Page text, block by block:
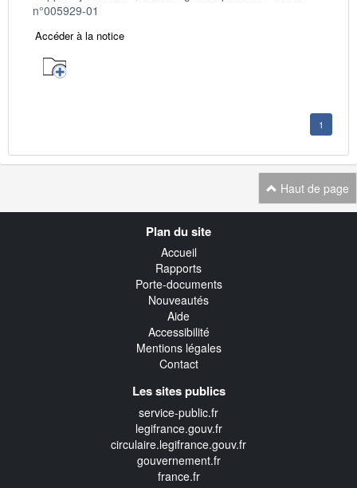
n°005929-01
Accéder à la notice
1
Haut de page
Plan du site
Accueil
Rapports
Porte-documents
Nouveautés
Aide
Accessibilité
Mentions légales
Contact
Les sites publics
service-public.fr
legifrance.gouv.fr
circulaire.legifrance.gouv.fr
gouvernement.fr
france.fr